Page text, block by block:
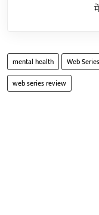
mental health Web Series
web series review